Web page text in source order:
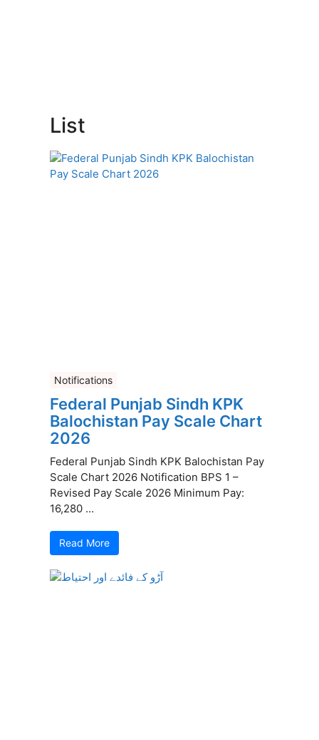
List
Notifications
Federal Punjab Sindh KPK
Balochistan Pay Scale Chart
2026
Federal Punjab Sindh KPK Balochistan Pay
Scale Chart 2026 Notification BPS 1 –
Revised Pay Scale 2026 Minimum Pay:
16,280 ...
Read More